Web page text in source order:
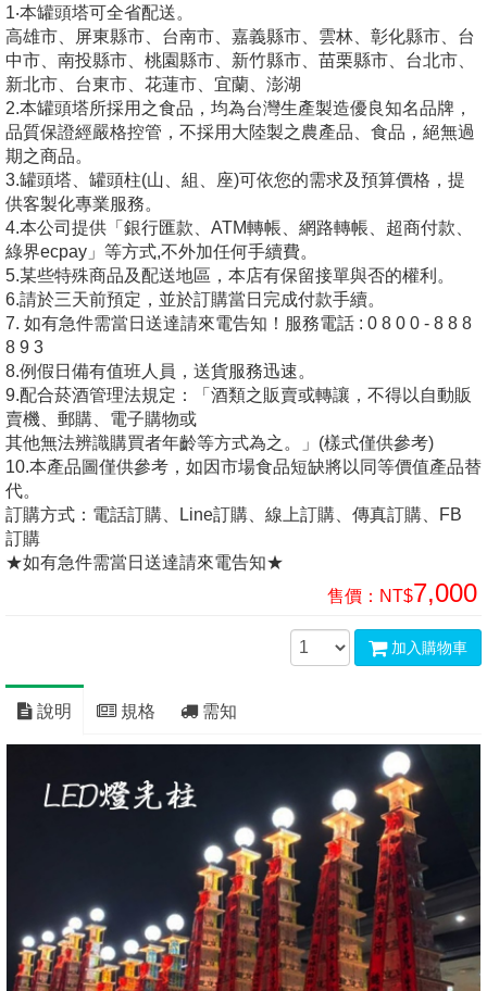
1‧本罐頭塔可全省配送。
高雄市、屏東縣市、台南市、嘉義縣市、雲林、彰化縣市、台
中市、南投縣市、桃園縣市、新竹縣市、苗栗縣市、台北市、
新北市、台東市、花蓮市、宜蘭、澎湖
2.本罐頭塔所採用之食品，均為台灣生產製造優良知名品牌，
品質保證經嚴格控管，不採用大陸製之農產品、食品，絕無過
期之商品。
3.罐頭塔、罐頭柱(山、組、座)可依您的需求及預算價格，提
供客製化專業服務。
4.本公司提供「銀行匯款、ATM轉帳、網路轉帳、超商付款、
綠界ecpay」等方式,不外加任何手續費。
5.某些特殊商品及配送地區，本店有保留接單與否的權利。
6.請於三天前預定，並於訂購當日完成付款手續。
7. 如有急件需當日送達請來電告知！服務電話 : 0 8 0 0 - 8 8 8
8 9 3
8.例假日備有值班人員，送貨服務迅速。
9.配合菸酒管理法規定：「酒類之販賣或轉讓，不得以自動販
賣機、郵購、電子購物或
其他無法辨識購買者年齡等方式為之。」(樣式僅供參考)
10.本產品圖僅供參考，如因市場食品短缺將以同等價值產品替
代。
訂購方式：電話訂購、Line訂購、線上訂購、傳真訂購、FB
訂購
★如有急件需當日送達請來電告知★
售價： NT$7,000
加入購物車
說明 規格 需知